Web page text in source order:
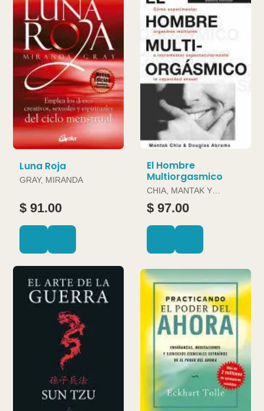
Luna Roja
GRAY, MIRANDA
$ 91.00
El Hombre
Multiorgasmico
CHIA, MANTAK Y
DOUGLAS ABRAMS
$ 97.00